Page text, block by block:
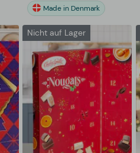
Made in Denmark
Nicht auf Lager